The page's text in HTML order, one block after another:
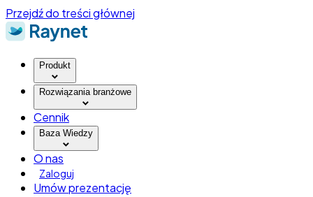
Przejdź do treści głównej
Produkt
Rozwiązania branżowe
Cennik
Baza Wiedzy
O nas
Zaloguj
Umów prezentację